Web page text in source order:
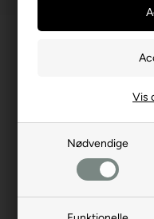
Nødvendige
Vis
449,00DKK